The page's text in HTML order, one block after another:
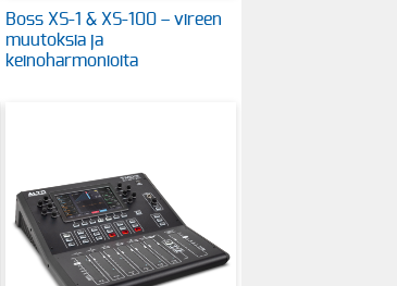
Boss XS-1 & XS-100 – vireen
muutoksia ja
keinoharmonioita